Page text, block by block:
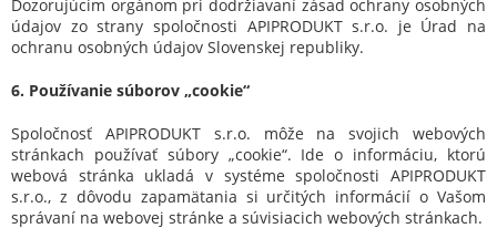
Dozorujúcim orgánom pri dodržiavaní zásad ochrany osobných
údajov zo strany spoločnosti APIPRODUKT s.r.o. je Úrad na
ochranu osobných údajov Slovenskej republiky.
6. Používanie súborov „cookie“
Spoločnosť APIPRODUKT s.r.o. môže na svojich webových
stránkach používať súbory „cookie“. Ide o informáciu, ktorú
webová stránka ukladá v systéme spoločnosti APIPRODUKT
s.r.o., z dôvodu zapamätania si určitých informácií o Vašom
správaní na webovej stránke a súvisiacich webových stránkach.